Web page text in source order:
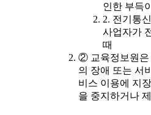
인한 부득
2. 전기통
사업자가
때
② 교육정보원은
의 장애 또는 서
비스 이용에 지
을 중지하거나